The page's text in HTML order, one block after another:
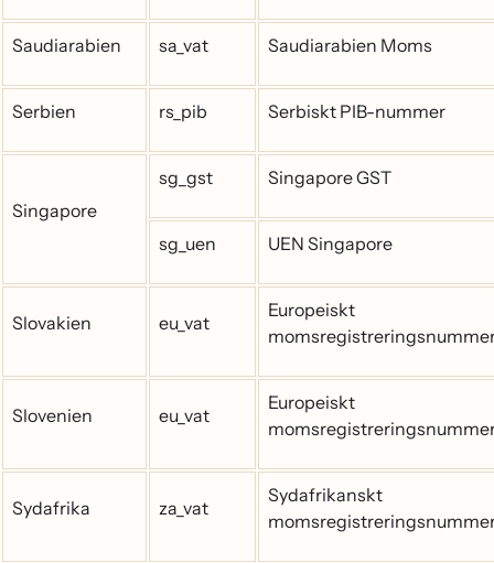
Saudiarabien sa_vat Saudiarabien Moms
Serbien rs_pib Serbiskt PIB-nummer
Singapore
sg_gst Singapore GST
sg_uen UEN Singapore
Slovakien eu_vat
Europeiskt
Slovenien eu_vat
Europeiskt
Sydafrika za_vat
Sydafrikanskt